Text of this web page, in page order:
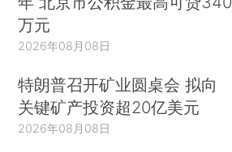
万元
2026年08月08日
特朗普召开矿业圆桌会 拟向
关键矿产投资超20亿美元
2026年08月08日